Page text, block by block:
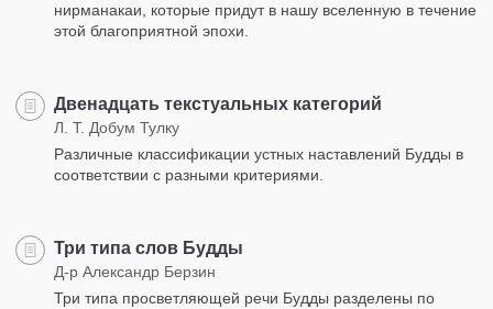
нирманакаи, которые придут в нашу вселенную в течение
этой благоприятной эпохи.
Двенадцать текстуальных категорий
Л. Т. Добум Тулку
Различные классификации устных наставлений Будды в
соответствии с разными критериями.
Три типа слов Будды
Д-р Александр Берзин
Три типа просветляющей речи Будды разделены по